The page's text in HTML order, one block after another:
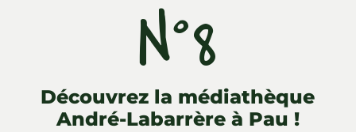
N°8
Découvrez la médiathèque
André-Labarrère à Pau !